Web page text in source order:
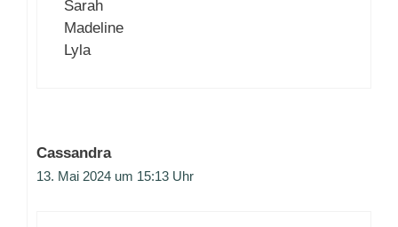
Sarah
Madeline
Lyla
Cassandra
13. Mai 2024 um 15:13 Uhr